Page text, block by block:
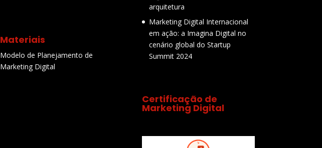
Materiais
Modelo de Planejamento de
Marketing Digital
arquitetura
Marketing Digital Internacional
em ação: a Imagina Digital no
cenário global do Startup
Summit 2024
Certificação de
Marketing Digital